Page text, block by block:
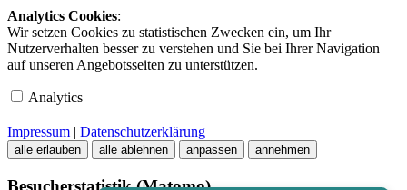
Analytics Cookies:
Wir setzen Cookies zu statistischen Zwecken ein, um Ihr
Nutzerverhalten besser zu verstehen und Sie bei Ihrer Navigation
auf unseren Angebotsseiten zu unterstützen.
Analytics
Impressum | Datenschutzerklärung
alle erlauben alle ablehnen anpassen annehmen
Besucherstatistik (Matomo)